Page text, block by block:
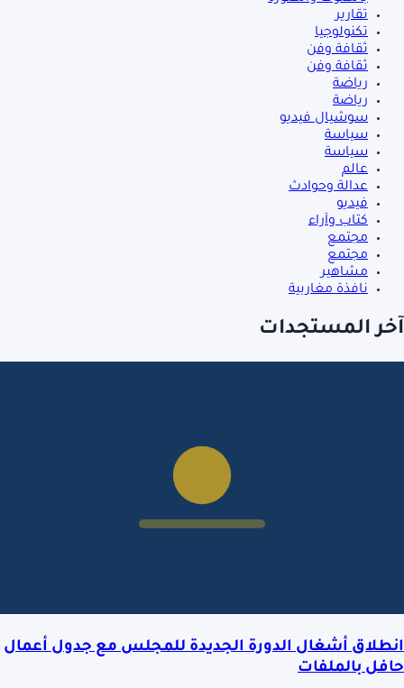
تقارير
تكنولوجيا
ثقافة وفن
ثقافة وفن
رياضة
رياضة
سوشيال فيديو
سياسة
سياسة
عالم
عدالة وحوادث
فيديو
كتاب وآراء
مجتمع
مجتمع
مشاهير
نافذة مغاربية
آخر المستجدات
انطلاق أشغال الدورة الجديدة للمجلس مع جدول أعمال
حافل بالملفات